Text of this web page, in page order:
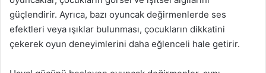
güçlendirir. Ayrıca, bazı oyuncak değirmenlerde ses
efektleri veya ışıklar bulunması, çocukların dikkatini
çekerek oyun deneyimlerini daha eğlenceli hale getirir.